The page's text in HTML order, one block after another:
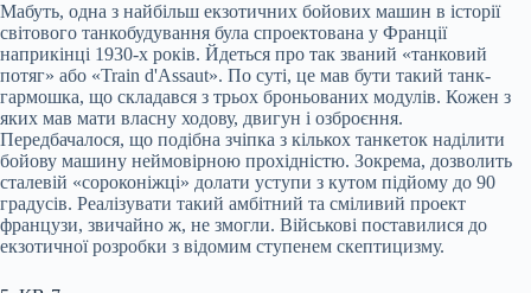
Мабуть, одна з найбільш екзотичних бойових машин в історії
світового танкобудування була спроектована у Франції
наприкінці 1930-х років. Йдеться про так званий «танковий
потяг» або «Train d'Assaut». По суті, це мав бути такий танк-
гармошка, що складався з трьох броньованих модулів. Кожен з
яких мав мати власну ходову, двигун і озброєння.
Передбачалося, що подібна зчіпка з кількох танкеток наділити
бойову машину неймовірною прохідністю. Зокрема, дозволить
сталевій «сороконіжці» долати уступи з кутом підйому до 90
градусів. Реалізувати такий амбітний та сміливий проект
французи, звичайно ж, не змогли. Військові поставилися до
екзотичної розробки з відомим ступенем скептицизму.